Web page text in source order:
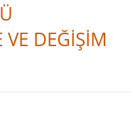
DEĞİŞİM